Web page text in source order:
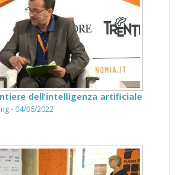
dell’intelligenza artificiale
- 04/06/2022